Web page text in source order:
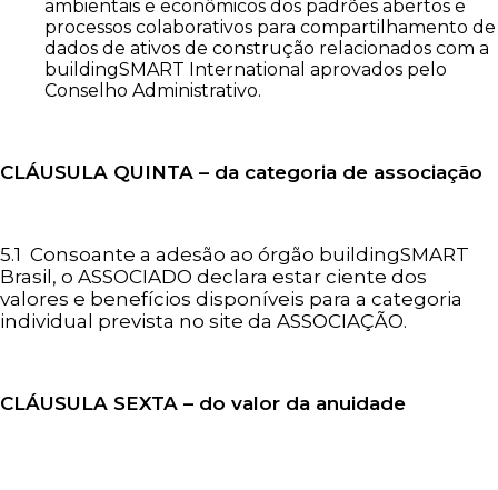
ambientais e econômicos dos padrões abertos e
processos colaborativos para compartilhamento de
dados de ativos de construção relacionados com a
buildingSMART International aprovados pelo
Conselho Administrativo.
CLÁUSULA QUINTA – da categoria de associação
5.1 Consoante a adesão ao órgão buildingSMART
Brasil, o ASSOCIADO declara estar ciente dos
valores e benefícios disponíveis para a categoria
individual prevista no site da ASSOCIAÇÃO.
CLÁUSULA SEXTA – do valor da anuidade